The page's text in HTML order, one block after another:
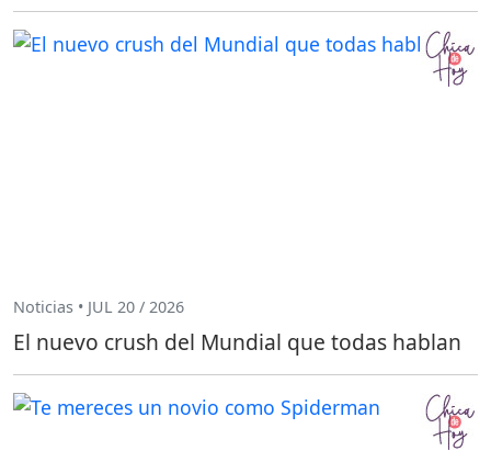
Noticias • JUL 20 / 2026
El nuevo crush del Mundial que todas hablan